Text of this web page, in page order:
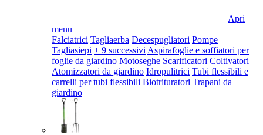
Apri
menu
Falciatrici Tagliaerba Decespugliatori Pompe
Tagliasiepi + 9 successivi Aspirafoglie e soffiatori per
foglie da giardino Motoseghe Scarificatori Coltivatori
Atomizzatori da giardino Idropulitrici Tubi flessibili e
carrelli per tubi flessibili Biotrituratori Trapani da
giardino